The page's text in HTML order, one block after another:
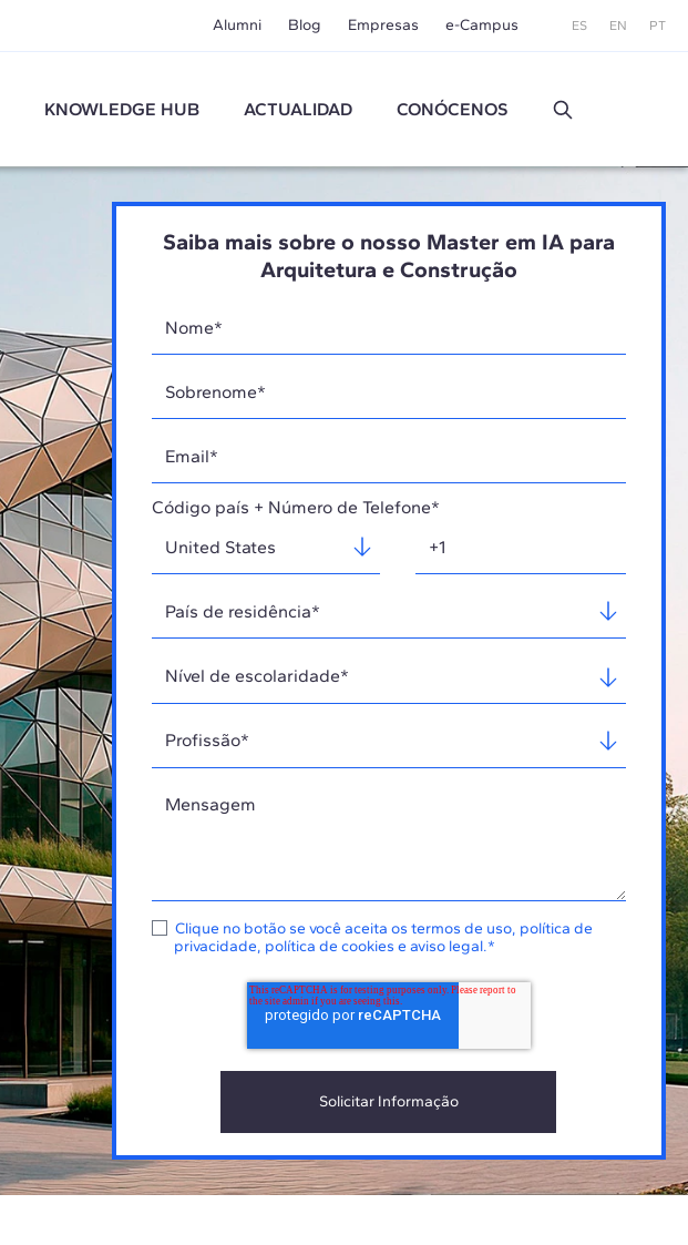
Alumni Blog Empresas e-Campus ES EN PT
KNOWLEDGE HUB ACTUALIDAD CONÓCENOS
Saiba mais sobre o nosso Master em IA para
Arquitetura e Construção
Código país + Número de Telefone*
Clique no botão se você aceita os termos de uso, política de
privacidade, política de cookies e aviso legal.*